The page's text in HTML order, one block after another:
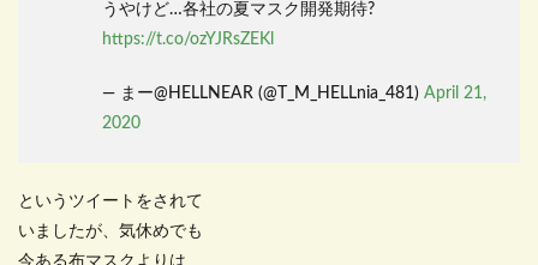
うやけど…各社の夏マスク開発期待?
https://t.co/ozYJRsZEKl
— まー@HELLNEAR (@T_M_HELLnia_481) April 21,
2020
というツイートをされて
いましたが、気休めでも
今ある布マスクよりは